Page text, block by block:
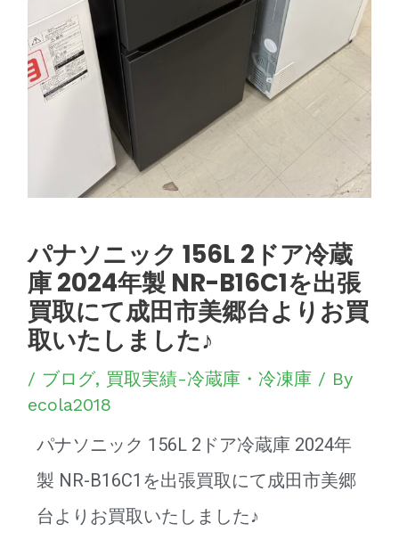
パナソニック 156L 2ドア冷蔵
庫 2024年製 NR-B16C1を出張
買取にて成田市美郷台よりお買
取いたしました♪
/ ブログ, 買取実績-冷蔵庫・冷凍庫/ By
ecola2018
パナソニック 156L 2ドア冷蔵庫 2024年
製 NR-B16C1を出張買取にて成田市美郷
台よりお買取いたしました♪
ン